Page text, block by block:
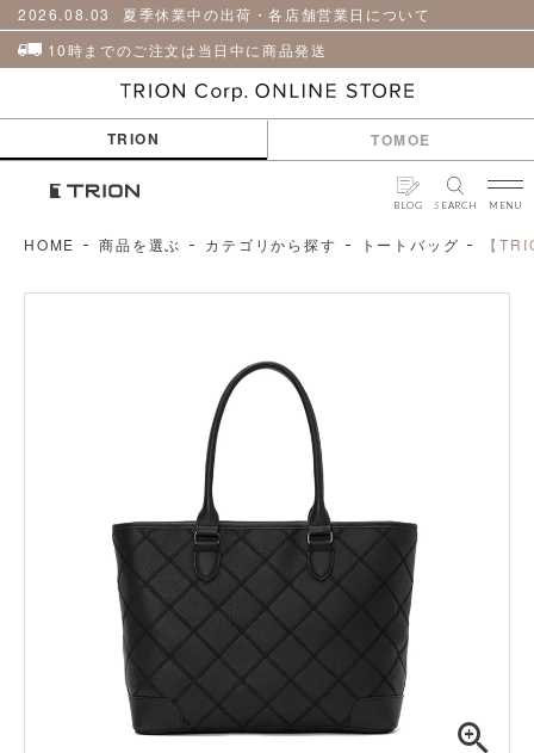
2026.08.03
夏季休業中の出荷・各店舗営業日について
10時までのご注文は当日中に商品発送
TRION TOMOE
BLOG SEARCH MENU
革
小
物
ア
品
HOME 商品を選ぶ カテゴリから探す トートバッグ 【